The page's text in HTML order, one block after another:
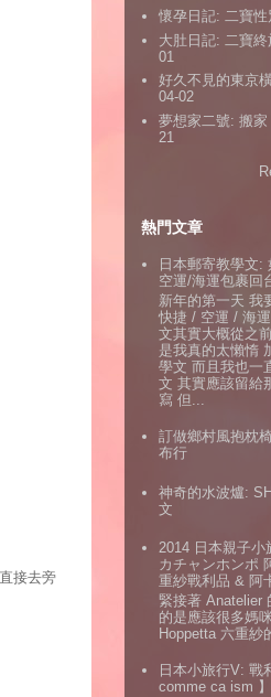
接去旁
懷孕日記: 二寶性
大肚日記: 二寶
01
好久不見的東京
04-02
夢想家二號: 搬
21
熱門文章
日本郵寄教學文:
空運/海運包裹回
新年的第一天 我
快捷 / 空運 / 海
文其實大概從之
是我真的太懶惰
學文 而且我也一
文 其實應該留給
寫 但...
訂做鄉村風抱枕
布行
神奇的水波爐:
文
2014 日本親子
カチャンホンポ
重紗戰利品 & 阿
緊接著 Anatelier
的是應該很多媽
Hoppetta 六重紗
日本小旅行V: 戰
comme ca ism 】